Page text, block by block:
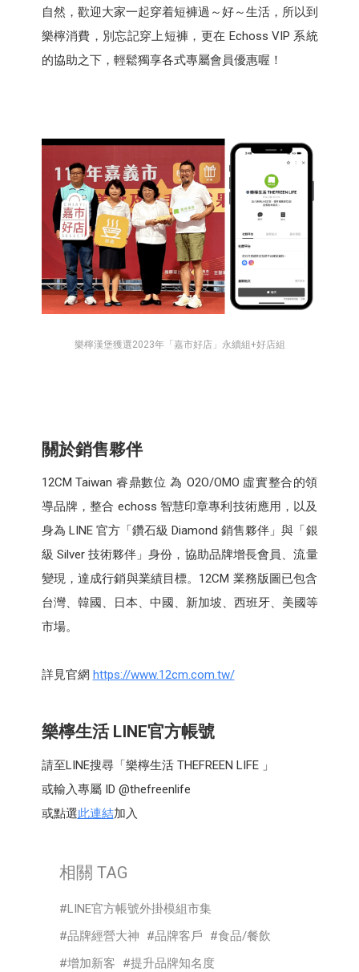
自然，歡迎大家一起穿着短褲過～好～生活，所以到
樂檸消費，別忘記穿上短褲，更在 Echoss VIP 系統
的協助之下，輕鬆獨享各式專屬會員優惠喔！
樂檸漢堡獲選2023年「嘉市好店」永續組+好店組
關於銷售夥伴
12CM Taiwan 睿鼎數位 為 O2O/OMO 虛實整合的領
導品牌，整合 echoss 智慧印章專利技術應用，以及
身為 LINE 官方「鑽石級 Diamond 銷售夥伴」與「銀
級 Silver 技術夥伴」身份，協助品牌增長會員、流量
變現，達成行銷與業績目標。12CM 業務版圖已包含
台灣、韓國、日本、中國、新加坡、西班牙、美國等
市場。
詳見官網 https://www.12cm.com.tw/
樂檸生活 LINE官方帳號
請至LINE搜尋「樂檸生活 THEFREEN LIFE 」
或輸入專屬 ID @thefreenlife
或點選此連結加入
相關 TAG
LINE官方帳號外掛模組市集
品牌經營大神
品牌客戶
食品/餐飲
增加新客
提升品牌知名度